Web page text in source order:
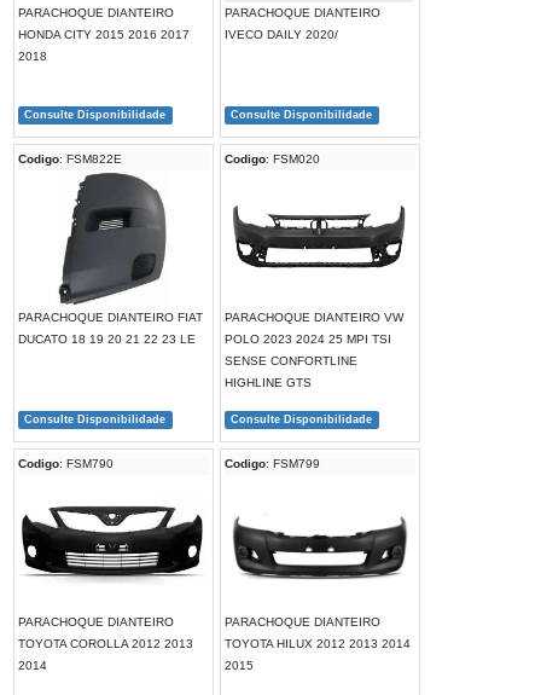
PARACHOQUE DIANTEIRO
HONDA CITY 2015 2016 2017
2018
Consulte Disponibilidade
PARACHOQUE DIANTEIRO
IVECO DAILY 2020/
Consulte Disponibilidade
Codigo: FSM822E
PARACHOQUE DIANTEIRO FIAT
DUCATO 18 19 20 21 22 23 LE
Consulte Disponibilidade
Codigo: FSM020
PARACHOQUE DIANTEIRO VW
POLO 2023 2024 25 MPI TSI
SENSE CONFORTLINE
HIGHLINE GTS
Consulte Disponibilidade
Codigo: FSM790
PARACHOQUE DIANTEIRO
TOYOTA COROLLA 2012 2013
2014
Codigo: FSM799
PARACHOQUE DIANTEIRO
TOYOTA HILUX 2012 2013 2014
2015